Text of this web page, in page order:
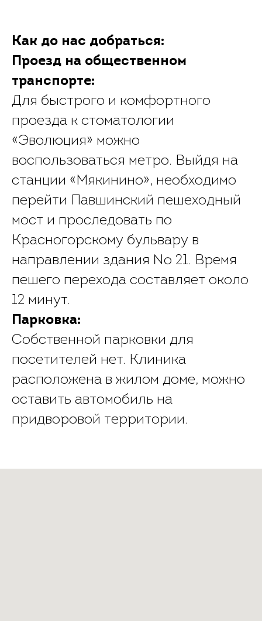
Как до нас добраться:
Проезд на общественном
транспорте:
Для быстрого и комфортного
проезда к стоматологии
«Эволюция» можно
воспользоваться метро. Выйдя на
станции «Мякинино», необходимо
перейти Павшинский пешеходный
мост и проследовать по
Красногорскому бульвару в
направлении здания № 21. Время
пешего перехода составляет около
12 минут.
Парковка:
Собственной парковки для
посетителей нет. Клиника
расположена в жилом доме, можно
оставить автомобиль на
придворовой территории.